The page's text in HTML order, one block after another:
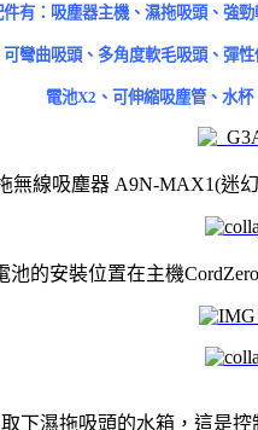
件有：吸塵器主機、濕拖吸頭、強
可彎曲吸頭、多角度軟毛吸頭、彈
電池X2、可伸縮吸塵管、水
無線吸塵器 A9N-MAX1(迷
池的安裝位置在主機
下濕拖吸頭的水箱，這是控